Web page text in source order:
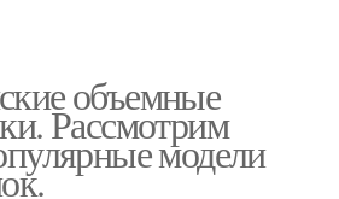
объемные
Рассмотрим
модели